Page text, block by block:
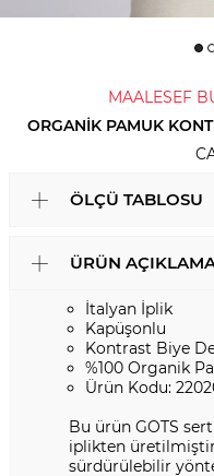
MAALESEF
ORGANIK PAMUK
ÖLÇÜ TABLOSU
ÜRÜN
İtalyan İplik
Kapüşonlu
Kontrast Biye
%100 Organik
Ürün Kodu:
Bu ürün GOTS
iplikten
sürdürülebilir